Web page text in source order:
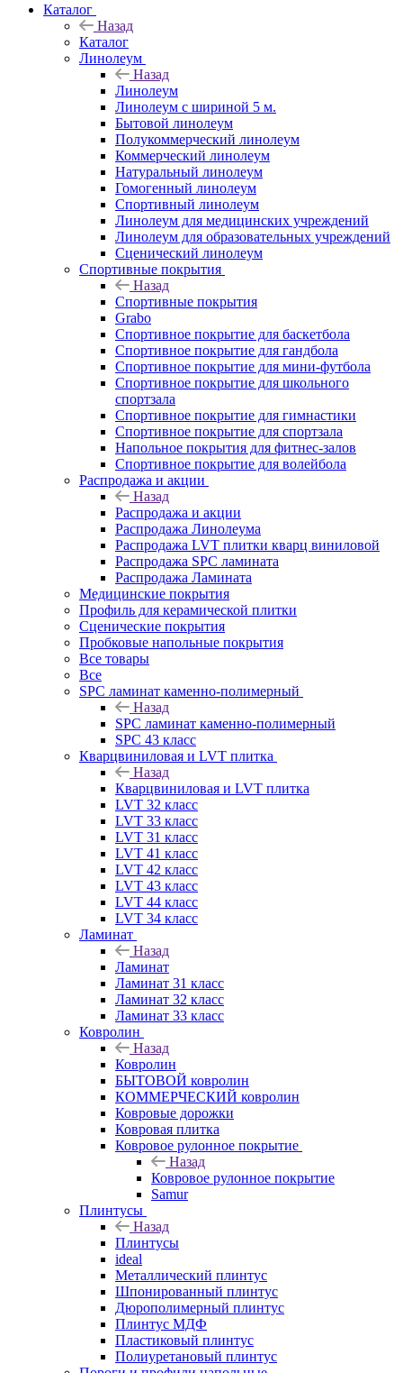
Каталог
Назад
Каталог
Линолеум
Назад
Линолеум
Линолеум с шириной 5 м.
Бытовой линолеум
Полукоммерческий линолеум
Коммерческий линолеум
Натуральный линолеум
Гомогенный линолеум
Спортивный линолеум
Линолеум для медицинских учреждений
Линолеум для образовательных учреждений
Сценический линолеум
Спортивные покрытия
Назад
Спортивные покрытия
Grabo
Спортивное покрытие для баскетбола
Спортивное покрытие для гандбола
Спортивное покрытие для мини-футбола
Спортивное покрытие для школьного
спортзала
Спортивное покрытие для гимнастики
Спортивное покрытие для спортзала
Напольное покрытия для фитнес-залов
Спортивное покрытие для волейбола
Распродажа и акции
Назад
Распродажа и акции
Распродажа Линолеума
Распродажа LVT плитки кварц виниловой
Распродажа SPC ламината
Распродажа Ламината
Медицинские покрытия
Профиль для керамической плитки
Сценические покрытия
Пробковые напольные покрытия
Все товары
Все
SPC ламинат каменно-полимерный
Назад
SPC ламинат каменно-полимерный
SPC 43 класс
Кварцвиниловая и LVT плитка
Назад
Кварцвиниловая и LVT плитка
LVT 32 класс
LVT 33 класс
LVT 31 класс
LVT 41 класс
LVT 42 класс
LVT 43 класс
LVT 44 класс
LVT 34 класс
Ламинат
Назад
Ламинат
Ламинат 31 класс
Ламинат 32 класс
Ламинат 33 класс
Ковролин
Назад
Ковролин
БЫТОВОЙ ковролин
КОММЕРЧЕСКИЙ ковролин
Ковровые дорожки
Ковровая плитка
Ковровое рулонное покрытие
Назад
Ковровое рулонное покрытие
Samur
Плинтусы
Назад
Плинтусы
ideal
Металлический плинтус
Шпонированный плинтус
Дюрополимерный плинтус
Плинтус МДФ
Пластиковый плинтус
Полиуретановый плинтус